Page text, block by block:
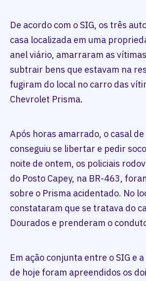
De acordo com o SIG, os três
casa localizada em uma
anel viário, amarraram as
subtrair bens que estavam na
fugiram do local no carro das
Chevrolet Prisma.
Após horas amarrado, o casal de
conseguiu se libertar e pedir
noite de ontem, os policiais
do Posto Capey, na BR-463,
sobre o Prisma acidentado. No
constataram que se tratava do
Dourados e prenderam o
Em ação conjunta entre o SIG e
de hoje foram apreendidos os